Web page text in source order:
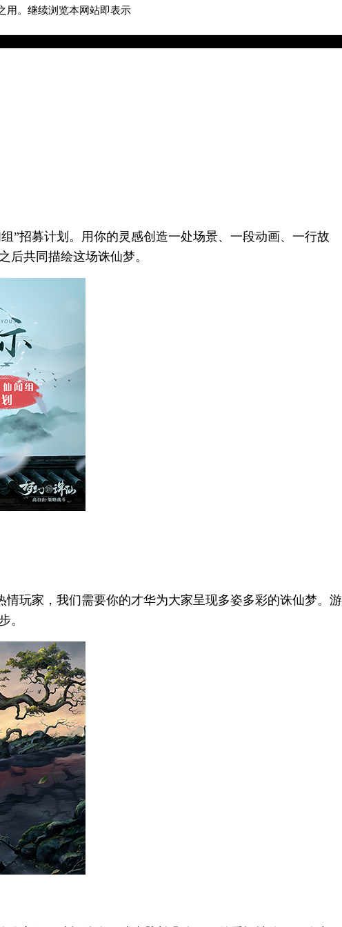
”招募计划。用你的灵感创造一处场景、一段动画、一行故
共同描绘这场诛仙梦。
情玩家，我们需要你的才华为大家呈现多姿多彩的诛仙梦。游
。
用。继续浏览本网站即表示